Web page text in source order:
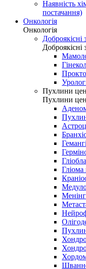
Наявність
постачання)
Онкологія
Онкологія
Пухлини
Пухлини